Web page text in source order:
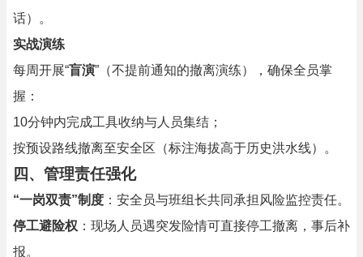
话）。
实战演练
每周开展“盲演”（不提前通知的撤离演练），确保全员掌
握：
10分钟内完成工具收纳与人员集结；
按预设路线撤离至安全区（标注海拔高于历史洪水线）。
四、管理责任强化
“一岗双责”制度 ：安全员与班组长共同承担风险监控责任。
停工避险权 ：现场人员遇突发险情可直接停工撤离，事后补
报。